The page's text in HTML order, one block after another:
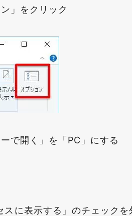
」をクリック
で開く」を「PC」にする
スに表示する」のチェックを